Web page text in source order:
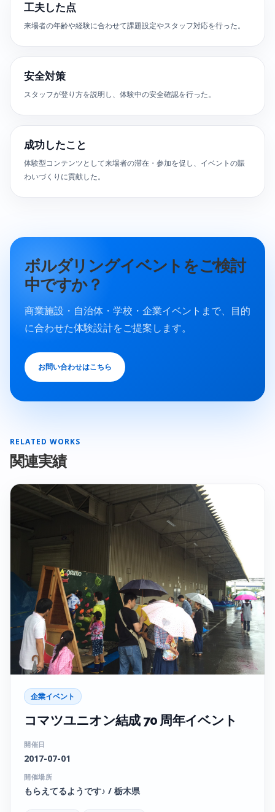
工夫した点
来場者の年齢や経験に合わせて課題設定やスタッフ対応を行った。
安全対策
スタッフが登り方を説明し、体験中の安全確認を行った。
成功したこと
体験型コンテンツとして来場者の滞在・参加を促し、イベントの賑
わいづくりに貢献した。
ボルダリングイベントをご検討
中ですか？
商業施設・自治体・学校・企業イベントまで、目的
に合わせた体験設計をご提案します。
お問い合わせはこちら
RELATED WORKS
関連実績
企業イベント
コマツユニオン結成 70 周年イベント
開催日
2017-07-01
開催場所
もらえてるようです♪ / 栃木県